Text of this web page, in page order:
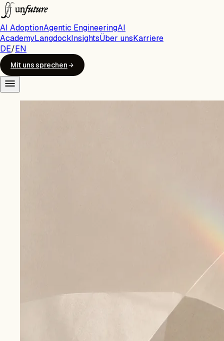
AI AdoptionAgentic EngineeringAI
AcademyLangdockInsightsÜber unsKarriere
DE/EN
Mit uns sprechen